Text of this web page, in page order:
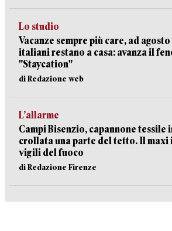
Lo studio
Vacanze sempre più care, ad
italiani restano a casa: avanza il
"Staycation"
di Redazione web
L’allarme
Campi Bisenzio, capannone tessile
crollata una parte del tetto. Il
vigili del fuoco
di Redazione Firenze